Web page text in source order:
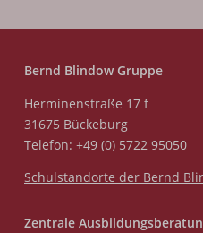
Bernd Blindow Gruppe
Herminenstraße 17 f
31675 Bückeburg
Telefon: +49 (0) 5722 95050
Schulstandorte der Bernd
Zentrale